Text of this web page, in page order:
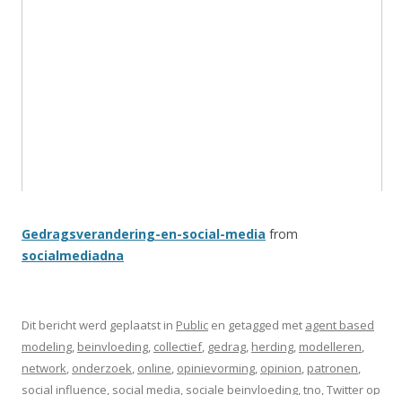
Gedragsverandering-en-social-media from
socialmediadna
Dit bericht werd geplaatst in Public en getagged met agent based
modeling, beinvloeding, collectief, gedrag, herding, modelleren,
network, onderzoek, online, opinievorming, opinion, patronen,
social influence, social media, sociale beinvloeding,tno,Twitter op